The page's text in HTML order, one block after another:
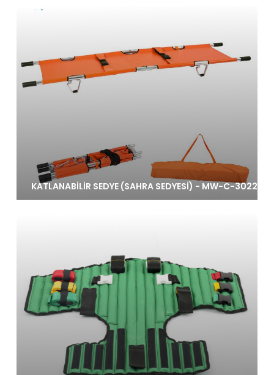
KATLANABİLİR SEDYE (SAHRA SEDYESİ) - MW-C-3022